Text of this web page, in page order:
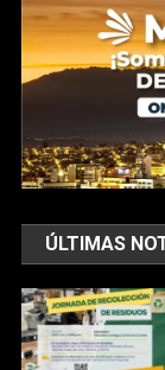
ÚLTIMAS